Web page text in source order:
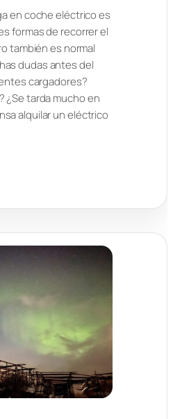
en coche eléctrico es
formas de recorrer el
también es normal
dudas antes del
cargadores?
¿Se tarda mucho en
alquilar un eléctrico